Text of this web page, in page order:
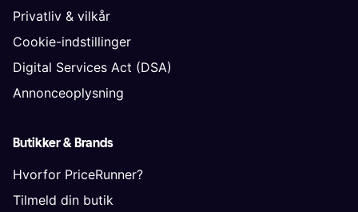
Privatliv & vilkår
Cookie-indstillinger
Digital Services Act (DSA)
Annonceoplysning
Butikker & Brands
Hvorfor PriceRunner?
Tilmeld din butik